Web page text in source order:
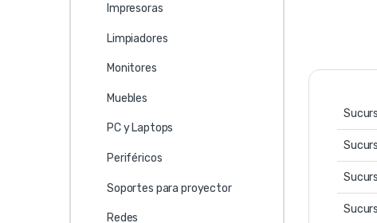
Impresoras
Limpiadores
Monitores
Muebles
PC y Laptops
Periféricos
Soportes para proyector
Redes